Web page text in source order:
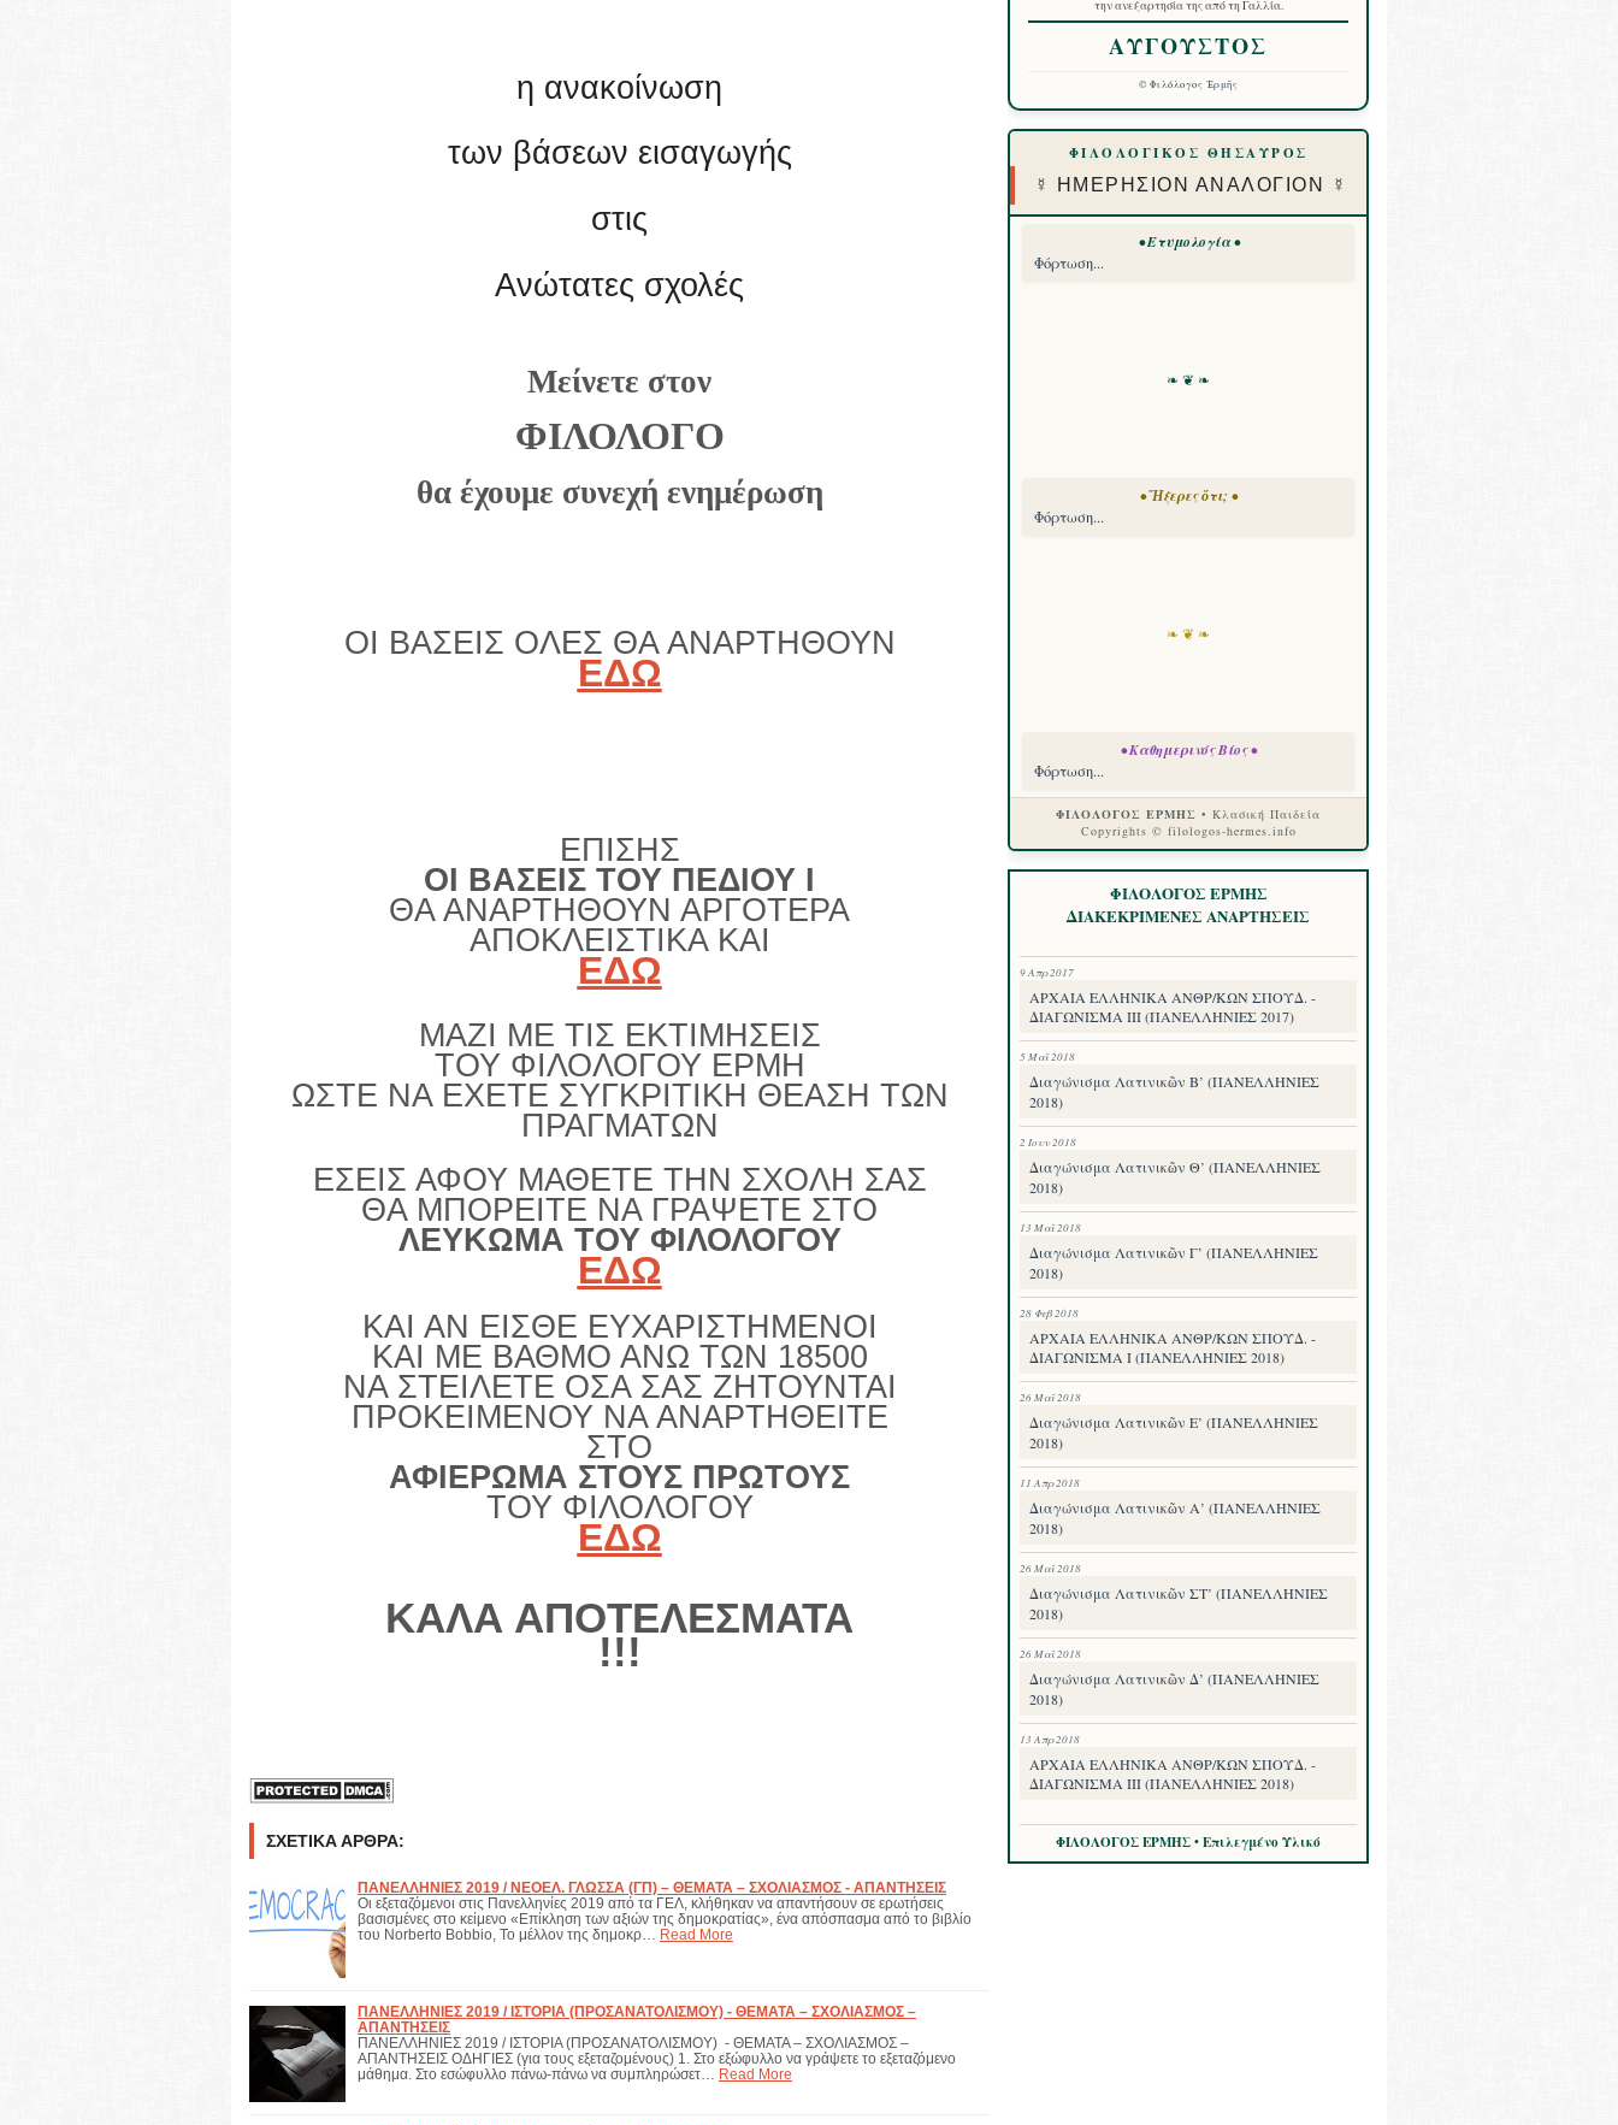
η ανακοίνωση
των βάσεων εισαγωγής
στις
Ανώτατες σχολές
Μείνετε στον
ΦΙΛΟΛΟΓΟ
θα έχουμε συνεχή ενημέρωση
ΟΙ ΒΑΣΕΙΣ ΟΛΕΣ ΘΑ ΑΝΑΡΤΗΘΟΥΝ
ΕΔΩ
ΕΠΙΣΗΣ
ΟΙ ΒΑΣΕΙΣ ΤΟΥ ΠΕΔΙΟΥ I
ΘΑ ΑΝΑΡΤΗΘΟΥΝ ΑΡΓΟΤΕΡΑ
ΑΠΟΚΛΕΙΣΤΙΚΑ ΚΑΙ
ΕΔΩ
ΜΑΖΙ ΜΕ ΤΙΣ ΕΚΤΙΜΗΣΕΙΣ
ΤΟΥ ΦΙΛΟΛΟΓΟΥ ΕΡΜΗ
ΩΣΤΕ ΝΑ ΕΧΕΤΕ ΣΥΓΚΡΙΤΙΚΗ ΘΕΑΣΗ ΤΩΝ
ΠΡΑΓΜΑΤΩΝ
ΕΣΕΙΣ ΑΦΟΥ ΜΑΘΕΤΕ ΤΗΝ ΣΧΟΛΗ ΣΑΣ
ΘΑ ΜΠΟΡΕΙΤΕ ΝΑ ΓΡΑΨΕΤΕ ΣΤΟ
ΛΕΥΚΩΜΑ ΤΟΥ ΦΙΛΟΛΟΓΟΥ
ΕΔΩ
ΚΑΙ ΑΝ ΕΙΣΘΕ ΕΥΧΑΡΙΣΤΗΜΕΝΟΙ
ΚΑΙ ΜΕ ΒΑΘΜΟ ΑΝΩ ΤΩΝ 18500
ΝΑ ΣΤΕΙΛΕΤΕ ΟΣΑ ΣΑΣ ΖΗΤΟΥΝΤΑΙ
ΠΡΟΚΕΙΜΕΝΟΥ ΝΑ ΑΝΑΡΤΗΘΕΙΤΕ
ΣΤΟ
ΑΦΙΕΡΩΜΑ ΣΤΟΥΣ ΠΡΩΤΟΥΣ
ΤΟΥ ΦΙΛΟΛΟΓΟΥ
ΕΔΩ
ΚΑΛΑ ΑΠΟΤΕΛΕΣΜΑΤΑ
!!!
ΣΧΕΤΙΚΆ ΆΡΘΡΑ:
ΠΑΝΕΛΛΗΝΙΕΣ 2019 / ΝΕΟΕΛ. ΓΛΩΣΣΑ (ΓΠ) – ΘΕΜΑΤΑ – ΣΧΟΛΙΑΣΜΟΣ - ΑΠΑΝΤΗΣΕΙΣ
Οι εξεταζόμενοι στις Πανελληνίες 2019 από τα ΓΕΛ, κλήθηκαν να απαντήσουν σε ερωτήσεις
βασισμένες στο κείμενο «Επίκληση των αξιών της δημοκρατίας», ένα απόσπασμα από το βιβλίο
του Norberto Bobbio, Το μέλλον της δημοκρ…
Read More
ΠΑΝΕΛΛΗΝΙΕΣ 2019 / ΙΣΤΟΡΙΑ (ΠΡΟΣΑΝΑΤΟΛΙΣΜΟΥ) - ΘΕΜΑΤΑ – ΣΧΟΛΙΑΣΜΟΣ –
ΑΠΑΝΤΗΣΕΙΣ
ΠΑΝΕΛΛΗΝΙΕΣ 2019 / ΙΣΤΟΡΙΑ (ΠΡΟΣΑΝΑΤΟΛΙΣΜΟΥ) - ΘΕΜΑΤΑ – ΣΧΟΛΙΑΣΜΟΣ –
ΑΠΑΝΤΗΣΕΙΣ ΟΔΗΓΙΕΣ (για τους εξεταζομένους) 1. Στο εξώφυλλο να γράψετε το εξεταζόμενο
μάθημα. Στο εσώφυλλο πάνω-πάνω να συμπληρώσετ…
Read More
την ανεξαρτησία της από τη Γαλλία.
ΑΥΓΟΥΣΤΟΣ
© Φιλόλογος Ἑρμῆς
ΦΙΛΟΛΟΓΙΚΟΣ ΘΗΣΑΥΡΟΣ
☿ ΗΜΕΡΗΣΙΟΝ ΑΝΑΛΟΓΙΟΝ ☿
• Ετυμολογία •
Φόρτωση...
❧ ❦ ❧
• Ἤξερες ὅτι; •
Φόρτωση...
❧ ❦ ❧
• Καθημερινός Βίος •
Φόρτωση...
ΦΙΛΟΛΟΓΟΣ ΕΡΜΗΣ • Κλασική Παιδεία
Copyrights © filologos-hermes.info
ΦΙΛΟΛΟΓΟΣ ΕΡΜΗΣ
ΔΙΑΚΕΚΡΙΜΕΝΕΣ ΑΝΑΡΤΗΣΕΙΣ
9 Απρ 2017
ΑΡΧΑΙΑ ΕΛΛΗΝΙΚΑ ΑΝΘΡ/ΚΩΝ ΣΠΟΥΔ. -
ΔΙΑΓΩΝΙΣΜΑ III (ΠΑΝΕΛΛΗΝΙΕΣ 2017)
5 Μαΐ 2018
Διαγώνισμα Λατινικῶν Β’ (ΠΑΝΕΛΛΗΝΙΕΣ
2018)
2 Ιουν 2018
Διαγώνισμα Λατινικῶν Θ’ (ΠΑΝΕΛΛΗΝΙΕΣ
2018)
13 Μαΐ 2018
Διαγώνισμα Λατινικῶν Γ’ (ΠΑΝΕΛΛΗΝΙΕΣ
2018)
28 Φεβ 2018
ΑΡΧΑΙΑ ΕΛΛΗΝΙΚΑ ΑΝΘΡ/ΚΩΝ ΣΠΟΥΔ. -
ΔΙΑΓΩΝΙΣΜΑ I (ΠΑΝΕΛΛΗΝΙΕΣ 2018)
26 Μαΐ 2018
Διαγώνισμα Λατινικῶν Ε’ (ΠΑΝΕΛΛΗΝΙΕΣ
2018)
11 Απρ 2018
Διαγώνισμα Λατινικῶν Α’ (ΠΑΝΕΛΛΗΝΙΕΣ
2018)
26 Μαΐ 2018
Διαγώνισμα Λατινικῶν ΣΤ’ (ΠΑΝΕΛΛΗΝΙΕΣ
2018)
26 Μαΐ 2018
Διαγώνισμα Λατινικῶν Δ’ (ΠΑΝΕΛΛΗΝΙΕΣ
2018)
13 Απρ 2018
ΑΡΧΑΙΑ ΕΛΛΗΝΙΚΑ ΑΝΘΡ/ΚΩΝ ΣΠΟΥΔ. -
ΔΙΑΓΩΝΙΣΜΑ III (ΠΑΝΕΛΛΗΝΙΕΣ 2018)
ΦΙΛΟΛΟΓΟΣ ΕΡΜΗΣ • Επιλεγμένο Υλικό